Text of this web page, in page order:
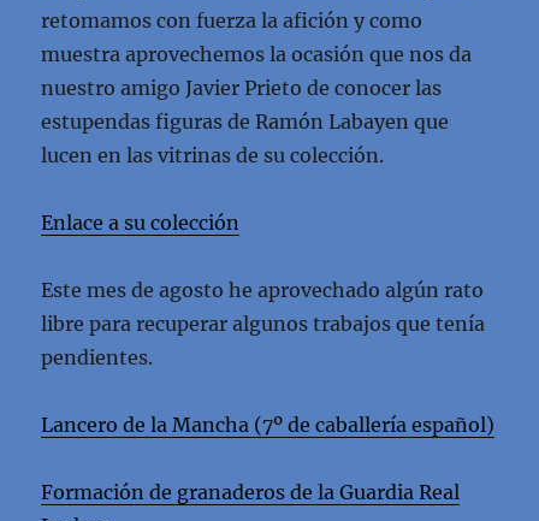
retomamos con fuerza la afición y como
muestra aprovechemos la ocasión que nos da
nuestro amigo Javier Prieto de conocer las
estupendas figuras de Ramón Labayen que
lucen en las vitrinas de su colección.
Enlace a su colección
Este mes de agosto he aprovechado algún rato
libre para recuperar algunos trabajos que tenía
pendientes.
Lancero de la Mancha (7º de caballería español)
Formación de granaderos de la Guardia Real